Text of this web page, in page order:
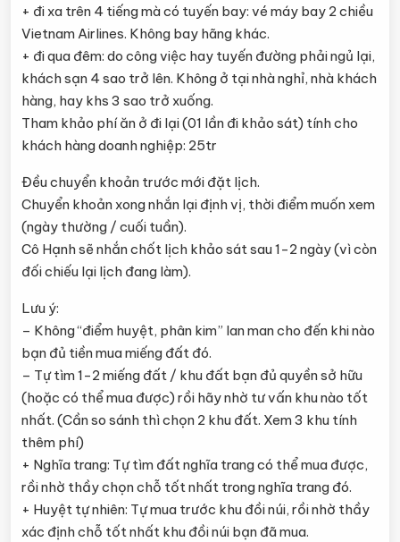
+ đi xa trên 4 tiếng mà có tuyến bay: vé máy bay 2 chiều
Vietnam Airlines. Không bay hãng khác.
+ đi qua đêm: do công việc hay tuyến đường phải ngủ lại,
khách sạn 4 sao trở lên. Không ở tại nhà nghỉ, nhà khách
hàng, hay khs 3 sao trở xuống.
Tham khảo phí ăn ở đi lại (01 lần đi khảo sát) tính cho
khách hàng doanh nghiệp: 25tr
Đều chuyển khoản trước mới đặt lịch.
Chuyển khoản xong nhắn lại định vị, thời điểm muốn xem
(ngày thường / cuối tuần).
Cô Hạnh sẽ nhắn chốt lịch khảo sát sau 1-2 ngày (vì còn
đối chiếu lại lịch đang làm).
Lưu ý:
– Không “điểm huyệt, phân kim” lan man cho đến khi nào
bạn đủ tiền mua miếng đất đó.
– Tự tìm 1-2 miếng đất / khu đất bạn đủ quyền sở hữu
(hoặc có thể mua được) rồi hãy nhờ tư vấn khu nào tốt
nhất. (Cần so sánh thì chọn 2 khu đất. Xem 3 khu tính
thêm phí)
+ Nghĩa trang: Tự tìm đất nghĩa trang có thể mua được,
rồi nhờ thầy chọn chỗ tốt nhất trong nghĩa trang đó.
+ Huyệt tự nhiên: Tự mua trước khu đồi núi, rồi nhờ thầy
xác định chỗ tốt nhất khu đồi núi bạn đã mua.